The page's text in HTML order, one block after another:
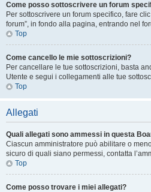
Come posso sottoscrivere un forum
Per sottoscrivere un forum specifico, fare
forum”, in fondo alla pagina, entrando nel
Top
Come cancello le mie sottoscrizioni?
Per cancellare le tue sottoscrizioni, basta
Utente e segui i collegamenti alle tue
Top
Allegati
Quali allegati sono ammessi in questa
Ciascun amministratore può abilitare o
sicuro di quali siano permessi, contatta
Top
Come posso trovare i miei allegati?